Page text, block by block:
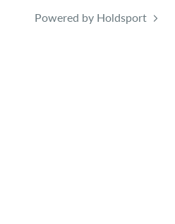
Powered by Holdsport